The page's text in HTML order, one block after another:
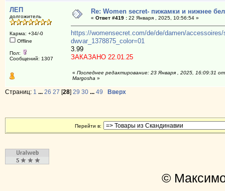
ЛЕП
долгожитель
Карма: +34/-0
Offline
Пол:
Сообщений: 1307
Re: Women secret- пижамки и нижнее
« Ответ #419 :22 Января , 2025, 10:56:54 »
https://womensecret.com/de/de/damen/
dwvar_1378875_color=01
3.99
ЗАКАЗАНО 22.01.25
« Последнее редактирование: 23 Января , 2025, 16:09:31 от
Margosha »
Страниц: 1 ... 26 27 [28] 29 30 ... 49 Вверх
Перейти в:
©